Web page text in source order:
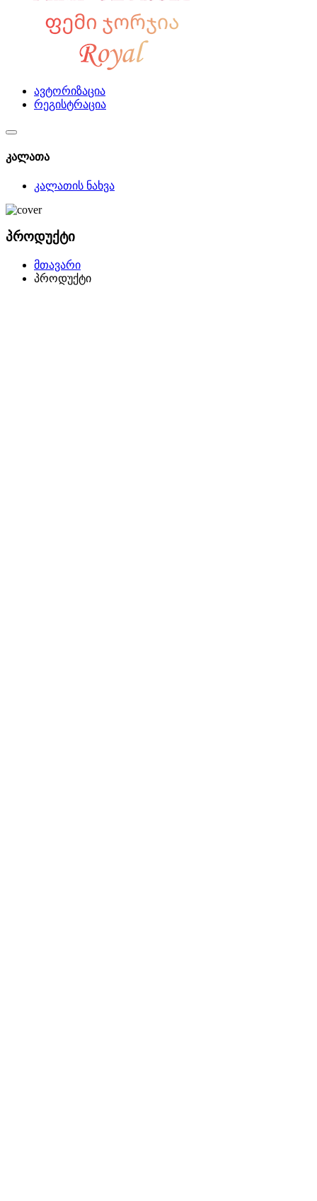
ავტორიზაცია
რეგისტრაცია
კალათა
კალათის ნახვა
პროდუქტი
მთავარი
პროდუქტი